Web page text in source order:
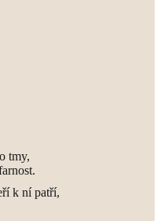
tmy,
k ní patří,